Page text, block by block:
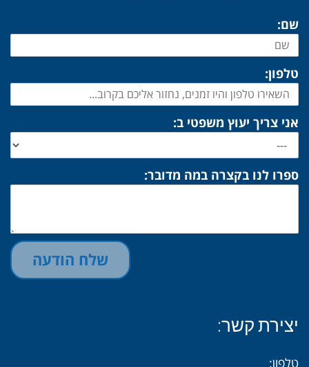
שם:
טלפון:
אני צריך יעוץ משפטי ב:
ספרו לנו בקצרה במה מדובר:
שלח הודעה
יצירת קשר:
טלפון: